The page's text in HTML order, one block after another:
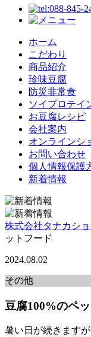
ホーム
こだわり
商品紹介
珍味豆腐
防災非常食
ソイプロテイ
お豆腐レシピ
会社案内
オンラインシ
お問い合わせ
個人情報保護
新着情報
株式会社タナカショ
ットフード
2024.08.02
その他
豆腐100%のペ
暑い日が続きます